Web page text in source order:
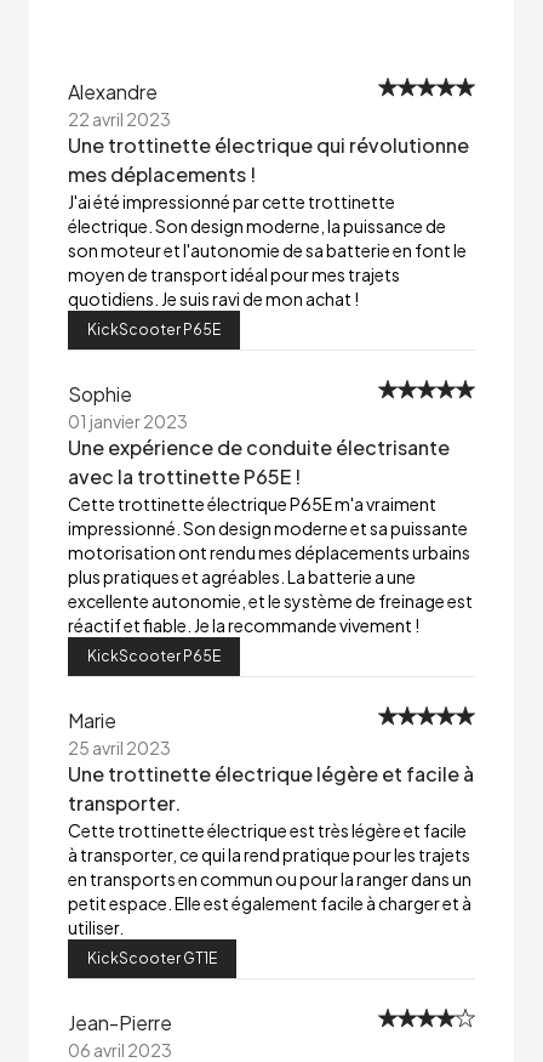
Alexandre
22 avril 2023
Une trottinette électrique qui révolutionne
mes déplacements !
J'ai été impressionné par cette trottinette
électrique. Son design moderne, la puissance de
son moteur et l'autonomie de sa batterie en font le
moyen de transport idéal pour mes trajets
quotidiens. Je suis ravi de mon achat !
KickScooter P65E
Sophie
01 janvier 2023
Une expérience de conduite électrisante
avec la trottinette P65E !
Cette trottinette électrique P65E m'a vraiment
impressionné. Son design moderne et sa puissante
motorisation ont rendu mes déplacements urbains
plus pratiques et agréables. La batterie a une
excellente autonomie, et le système de freinage est
réactif et fiable. Je la recommande vivement !
KickScooter P65E
Marie
25 avril 2023
Une trottinette électrique légère et facile à
transporter.
Cette trottinette électrique est très légère et facile
à transporter, ce qui la rend pratique pour les trajets
en transports en commun ou pour la ranger dans un
petit espace. Elle est également facile à charger et à
utiliser.
KickScooter GT1E
Jean-Pierre
06 avril 2023